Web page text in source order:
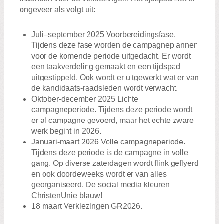
ongeveer als volgt uit:
Juli–september 2025 Voorbereidingsfase.
Tijdens deze fase worden de campagneplannen
voor de komende periode uitgedacht. Er wordt
een taakverdeling gemaakt en een tijdspad
uitgestippeld. Ook wordt er uitgewerkt wat er van
de kandidaats-raadsleden wordt verwacht.
Oktober-december 2025 Lichte
campagneperiode. Tijdens deze periode wordt
er al campagne gevoerd, maar het echte zware
werk begint in 2026.
Januari-maart 2026 Volle campagneperiode.
Tijdens deze periode is de campagne in volle
gang. Op diverse zaterdagen wordt flink geflyerd
en ook doordeweeks wordt er van alles
georganiseerd. De social media kleuren
ChristenUnie blauw!
18 maart Verkiezingen GR2026.